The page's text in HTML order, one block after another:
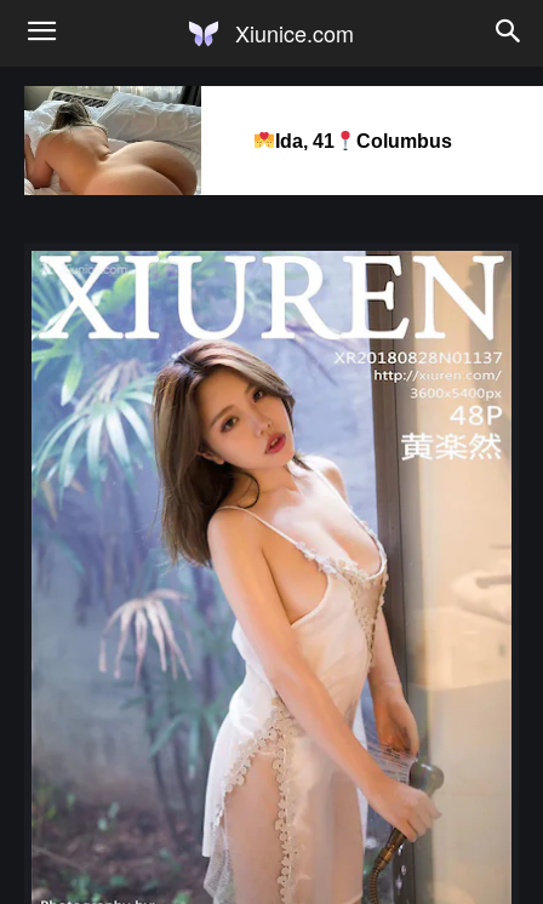
Xiunice.com
Ida, 41 Columbus